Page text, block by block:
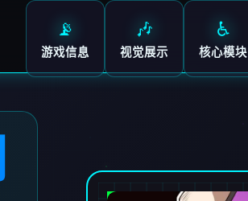
📡
游戏信息
🎶
视觉展示
♿
核心模块